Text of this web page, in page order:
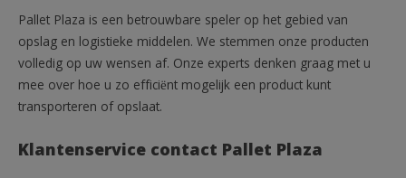
Pallet Plaza is een betrouwbare speler op het gebied van
opslag en logistieke middelen. We stemmen onze producten
volledig op uw wensen af. Onze experts denken graag met u
mee over hoe u zo efficiënt mogelijk een product kunt
transporteren of opslaat.
Klantenservice contact Pallet Plaza